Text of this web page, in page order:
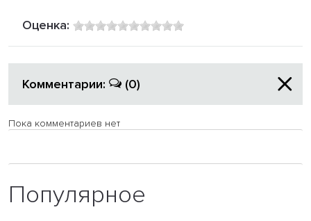
Оценка:
Комментарии: (0)
Пока комментариев нет
Популярное